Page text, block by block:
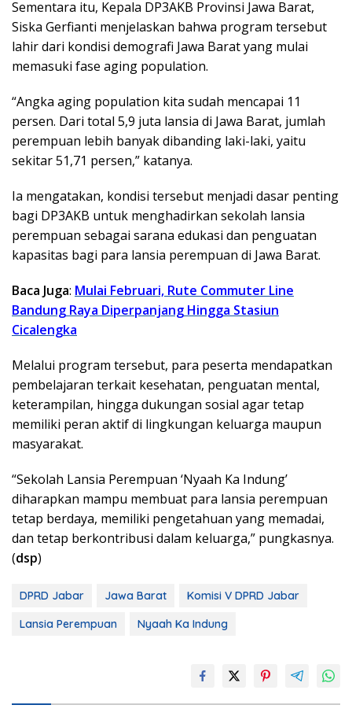
Sementara itu, Kepala DP3AKB Provinsi Jawa Barat,
Siska Gerfianti menjelaskan bahwa program tersebut
lahir dari kondisi demografi Jawa Barat yang mulai
memasuki fase aging population.
“Angka aging population kita sudah mencapai 11
persen. Dari total 5,9 juta lansia di Jawa Barat, jumlah
perempuan lebih banyak dibanding laki-laki, yaitu
sekitar 51,71 persen,” katanya.
Ia mengatakan, kondisi tersebut menjadi dasar penting
bagi DP3AKB untuk menghadirkan sekolah lansia
perempuan sebagai sarana edukasi dan penguatan
kapasitas bagi para lansia perempuan di Jawa Barat.
Baca Juga: Mulai Februari, Rute Commuter Line
Bandung Raya Diperpanjang Hingga Stasiun
Cicalengka
Melalui program tersebut, para peserta mendapatkan
pembelajaran terkait kesehatan, penguatan mental,
keterampilan, hingga dukungan sosial agar tetap
memiliki peran aktif di lingkungan keluarga maupun
masyarakat.
“Sekolah Lansia Perempuan ‘Nyaah Ka Indung’
diharapkan mampu membuat para lansia perempuan
tetap berdaya, memiliki pengetahuan yang memadai,
dan tetap berkontribusi dalam keluarga,” pungkasnya.
(dsp)
DPRD Jabar Jawa Barat
Komisi V DPRD Jabar
Lansia Perempuan
Nyaah Ka Indung